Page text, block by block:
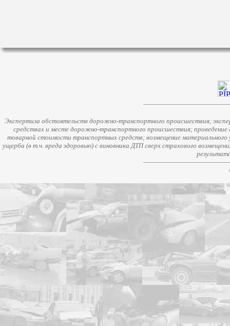
Экспертиза обстоятельств дорожно-транспортного происшествия;
средствах и месте дорожно-транспортного происшествия;
товарной стоимости транспортных средств; возмещение
ущерба (в т.ч. вреда здоровью) с виновника ДТП сверх страхового